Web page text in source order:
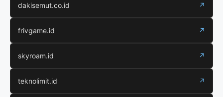
dakisemut.co.id ↗
frivgame.id ↗
skyroam.id ↗
teknolimit.id ↗